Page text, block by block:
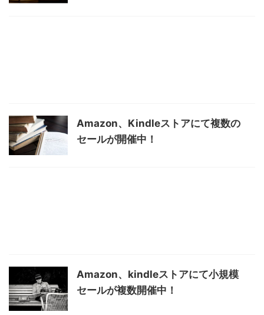
Amazon、Kindleストアにて複数の
セールが開催中！
Amazon、kindleストアにて小規模
セールが複数開催中！